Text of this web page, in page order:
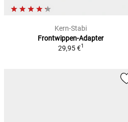
Kern-Stabi
Frontwippen-Adapter
29,95 €1